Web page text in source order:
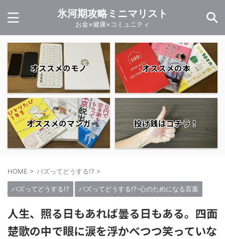
氷河期攻略ミニマリスト
お金×健康×コミュニティ
オススメのモノ オススメの本
オススメのマンガ 投げ銭はコチラ！
HOME > バズってどうする!? >
バズってどうする!? バズってどうする!?-心のためになる言葉
人生、照る日もあれば曇る日もある。四面
楚歌の中で眼に涙を浮かべつつ笑っていな